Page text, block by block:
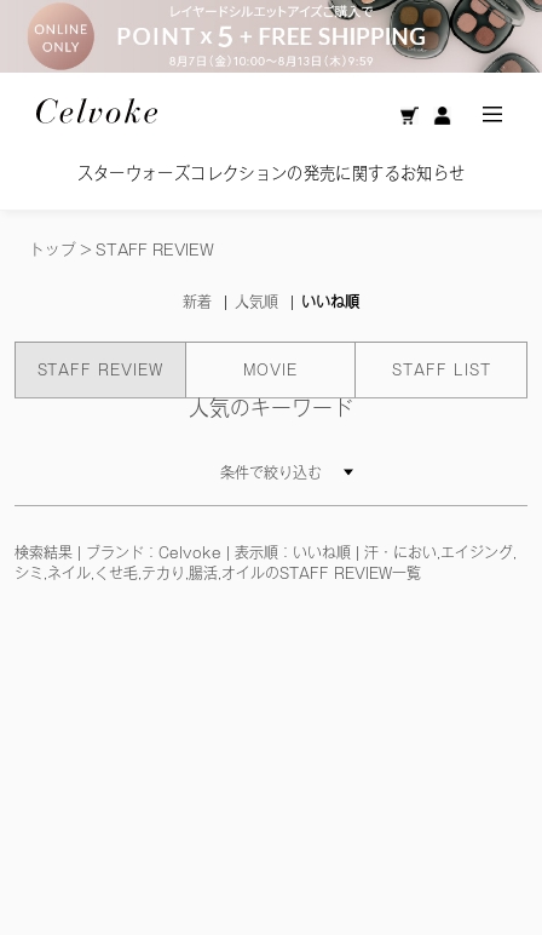
スターウォーズコレクションの発売に関するお知らせ
トップ > STAFF REVIEW
新着 人気順 いいね順
STAFF REVIEW MOVIE STAFF LIST
人気のキーワード
条件で絞り込む
検索結果 | ブランド：Celvoke | 表示順：いいね順 | 汗・におい,エイジング,
シミ,ネイル,くせ毛,テカり,腸活,オイルのSTAFF REVIEW一覧